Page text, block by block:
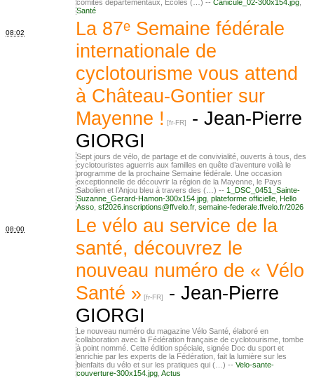
comités départementaux, Écoles (…) -- Canicule_02-300x154.jpg
Santé
08:02
La 87ᵉ Semaine fédérale
internationale de
cyclotourisme vous attend
à Château-Gontier sur
Mayenne !
- Jean-Pierre
GIORGI
Sept jours de vélo, de partage et de convivialité, ouverts à tous, des
cyclotouristes aguerris aux familles en quête d’aventure voilà le
programme de la prochaine Semaine fédérale. Une occasion
exceptionnelle de découvrir la région de la Mayenne, le Pays
Sabolien et l’Anjou bleu à travers des (…) -- 1_DSC_0451_Sainte-
Suzanne_Gerard-Hamon-300x154.jpg plateforme officielle
Hello
Asso sf2026.inscriptions@ffvelo.fr, semaine-federale.ffvelo.fr/2026
08:00
Le vélo au service de la
santé, découvrez le
nouveau numéro de « Vélo
Santé »
- Jean-Pierre
GIORGI
Le nouveau numéro du magazine Vélo Santé, élaboré en
collaboration avec la Fédération française de cyclotourisme, tombe
à point nommé. Cette édition spéciale, signée Doc du sport et
enrichie par les experts de la Fédération, fait la lumière sur les
bienfaits du vélo et sur les pratiques qui (…) -- Velo-sante-
couverture-300x154.jpg Actus